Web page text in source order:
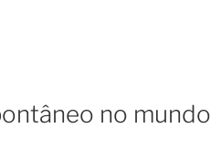
no mundo